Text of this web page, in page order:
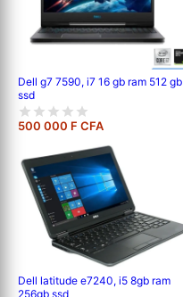
Dell g7 7590, i7 16 gb ram 512 gb
ssd
500 000 F CFA
Dell latitude e7240, i5 8gb ram
256gb ssd